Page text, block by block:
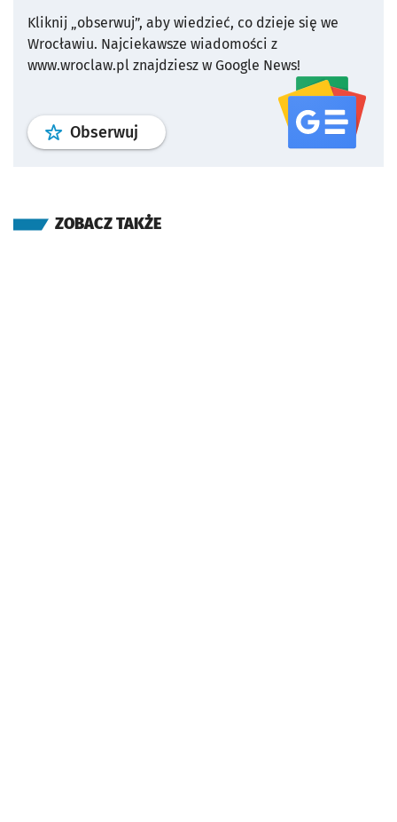
Kliknij „obserwuj”, aby wiedzieć, co dzieje się we
Wrocławiu. Najciekawsze wiadomości z
www.wroclaw.pl znajdziesz w Google News!
Obserwuj profil serwisu
ZOBACZ TAKŻE